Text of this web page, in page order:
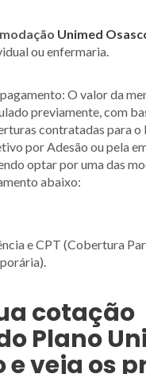
Unimed
ou enfermaria.
O valor da
previamente, com
contratadas para o
por Adesão ou pela
optar por uma das
abaixo:
e CPT (Cobertura
cotação
Plano
e veja os